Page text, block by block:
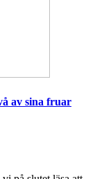
av sina fruar